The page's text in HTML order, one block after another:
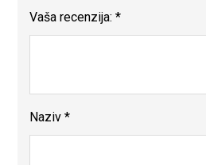
Vaša recenzija:*
Naziv*